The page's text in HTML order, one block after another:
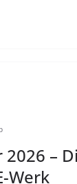
2026 –
Werk